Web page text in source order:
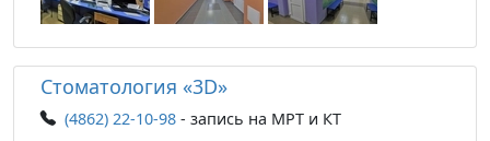
Стоматология «3D»
(4862) 22-10-98 - запись на МРТ и КТ